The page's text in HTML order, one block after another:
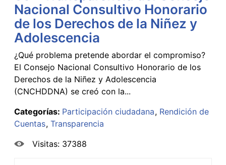
Nacional Consultivo Honorario
de los Derechos de la Niñez y
Adolescencia
¿Qué problema pretende abordar el compromiso?
El Consejo Nacional Consultivo Honorario de los
Derechos de la Niñez y Adolescencia
(CNCHDDNA) se creó con la...
Categorías: Participación ciudadana Rendición de
Cuentas Transparencia
Visitas: 37388